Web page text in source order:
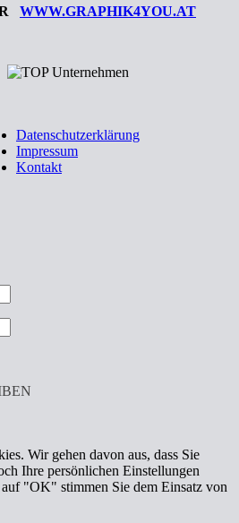
WWW.GRAPHIK4YOU.AT
Datenschutzerklärung
Impressum
Kontakt
Wir gehen davon aus, dass Sie
Ihre persönlichen Einstellungen
"OK" stimmen Sie dem Einsatz von